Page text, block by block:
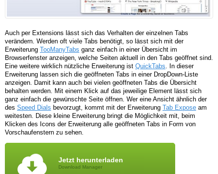
Auch per Extensions lässt sich das Verhalten der einzelnen Tabs
verändern. Werden oft viele Tabs benötigt, so lässt sich mit der
Erweiterung TooManyTabs ganz einfach in einer Übersicht im
Browserfenster anzeigen, welche Seiten aktuell in den Tabs geöffnet sind.
Eine weitere wirklich nützliche Erweiterung ist QuickTabs . In dieser
Erweiterung lassen sich die geöffneten Tabs in einer DropDown-Liste
anzeigen. Damit kann auch bei vielen geöffneten Tabs die Übersicht
behalten werden. Mit einem Klick auf das jeweilige Element lässt sich
ganz einfach die gewünschte Seite öffnen. Wer eine Ansicht ähnlich der
des Speed Dials bevorzugt, kommt mit der Erweiterung Tab Expose am
weitesten. Diese kleine Erweiterung bringt die Möglichkeit mit, beim
Klicken des Icons der Erweiterung alle geöffneten Tabs in Form von
Vorschaufenstern zu sehen.
Jetzt herunterladen
Download Manager